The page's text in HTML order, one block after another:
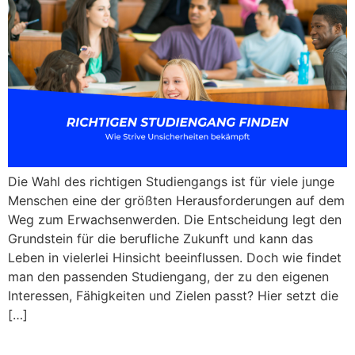
Die Wahl des richtigen Studiengangs ist für viele junge
Menschen eine der größten Herausforderungen auf dem
Weg zum Erwachsenwerden. Die Entscheidung legt den
Grundstein für die berufliche Zukunft und kann das
Leben in vielerlei Hinsicht beeinflussen. Doch wie findet
man den passenden Studiengang, der zu den eigenen
Interessen, Fähigkeiten und Zielen passt? Hier setzt die
[…]